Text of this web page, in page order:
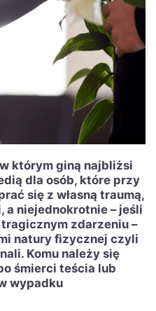
którym giną najbliżsi
dla osób, które przy
się z własną traumą,
a niejednokrotnie – jeśli
zdarzeniu –
natury fizycznej czyli
Komu należy się
śmierci teścia lub
wypadku